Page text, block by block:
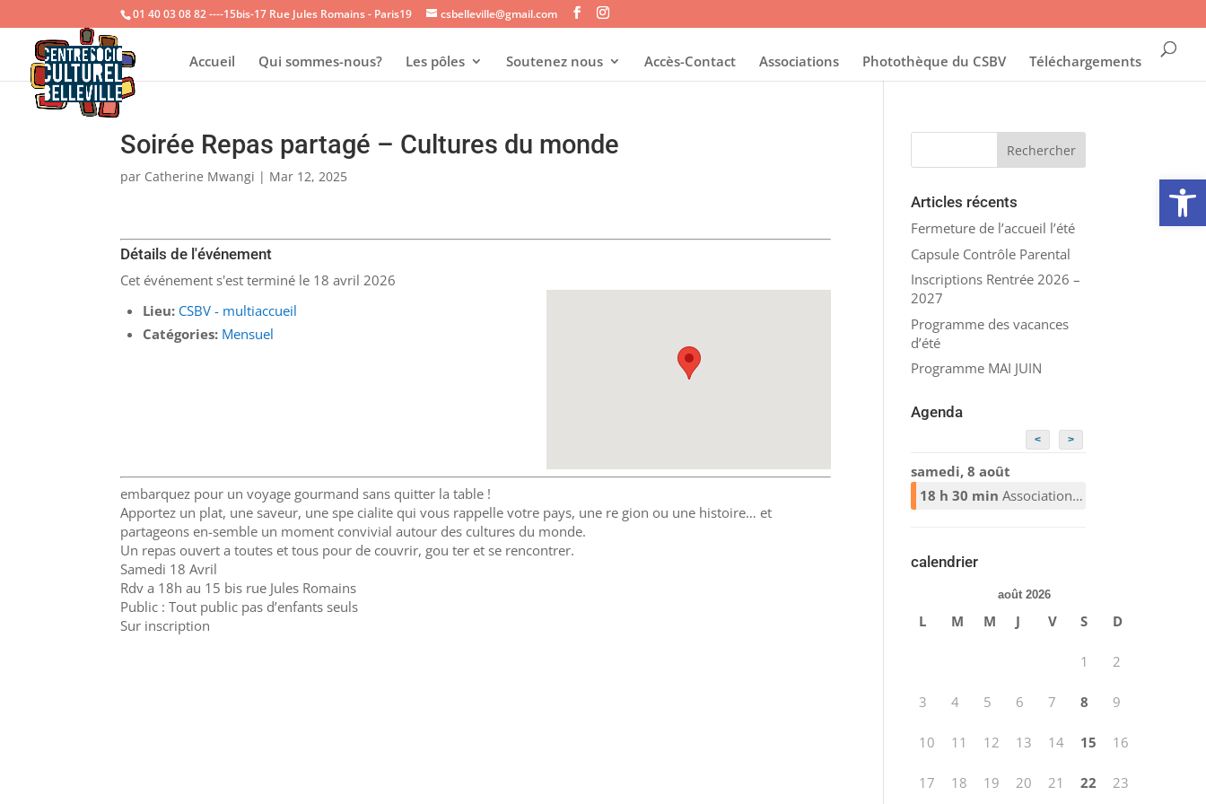
Ouvrir
01 40 03 08 82 ----15bis-17 Rue Jules Romains - Paris19 csbelleville@gmail.com
Accueil Qui sommes-nous? Les pôles Soutenez nous Accès-Contact Associations Photothèque du CSBV Téléchargements
Soirée Repas partagé – Cultures du monde
par Catherine Mwangi | Mar 12, 2025
Détails de l'événement
Cet événement s'est terminé le 18 avril 2026
Lieu: CSBV - multiaccueil
Catégories: Mensuel
embarquez pour un voyage gourmand sans quitter la table !
Apportez un plat, une saveur, une spe cialite qui vous rappelle votre pays, une re gion ou une histoire… et
partageons en-semble un moment convivial autour des cultures du monde.
Un repas ouvert a toutes et tous pour de couvrir, gou ter et se rencontrer.
Samedi 18 Avril
Rdv a 18h au 15 bis rue Jules Romains
Public : Tout public pas d’enfants seuls
Sur inscription
Articles récents
Fermeture de l’accueil l’été
Capsule Contrôle Parental
Inscriptions Rentrée 2026 –
2027
Programme des vacances
d’été
Programme MAI JUIN
Agenda
< >
samedi, 8 août
18 h 30 minAssociation Alcooliques Anonymes
calendrier
août 2026
L M M J V S D
1 2
3 4 5 6 7 8 9
10 11 12 13 14 15 16
17 18 19 20 21 22 23